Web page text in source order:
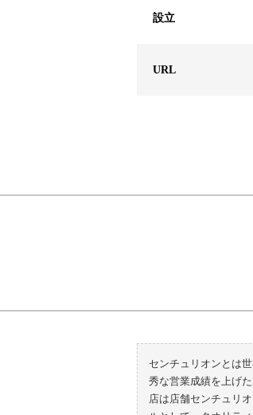
設立
URL
センチュリオンとは
秀な営業成績を上げ
店は店舗センチュリ